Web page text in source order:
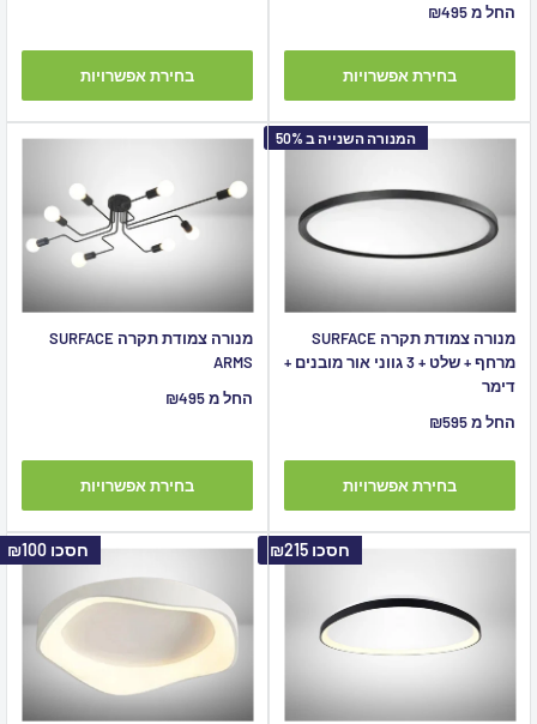
מחיר
החל מ ₪495
בחירת אפשרויות בחירת אפשרויות
המנורה השנייה ב 50%
מנורה צמודת תקרה SURFACE
מרחף + שלט + 3 גווני אור מובנים +
דימר
מחיר
החל מ ₪595
בחירת אפשרויות
מנורה צמודת תקרה SURFACE
ARMS
מחיר
החל מ ₪495
בחירת אפשרויות
חסכו ₪215 חסכו ₪100